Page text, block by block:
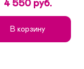
4 550 руб.
В корзину